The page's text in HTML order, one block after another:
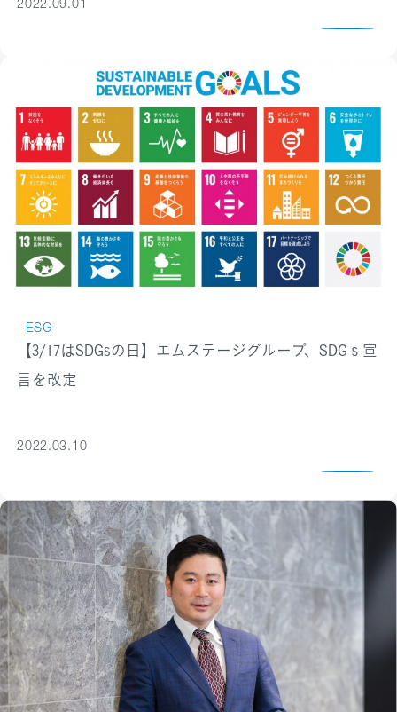
2022.09.01
ESG
【3/17はSDGsの日】エムステージグループ、SDGｓ宣
言を改定
2022.03.10